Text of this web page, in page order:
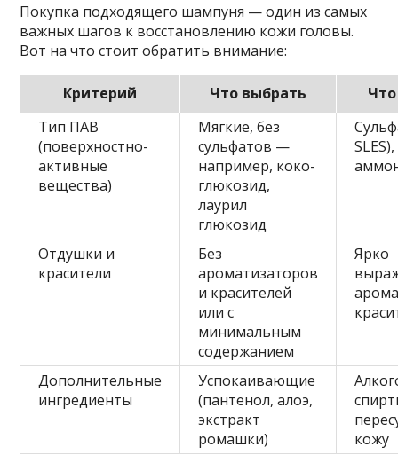
Покупка подходящего шампуня — один из самых
важных шагов к восстановлению кожи головы.
Вот на что стоит обратить внимание:
Критерий Что выбрать
Тип ПАВ
(поверхностно-
активные
вещества)
Мягкие, без
сульфатов —
например, коко-
глюкозид,
лаурил
глюкозид
SLES),
Отдушки и
красители
Без
ароматизаторов
и красителей
или с
минимальным
содержанием
Ярко
Дополнительные
ингредиенты
Успокаивающие
(пантенол, алоэ,
экстракт
ромашки)
кожу